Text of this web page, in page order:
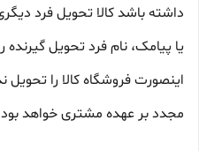
داشته باشد کالا تحویل فرد
یا پیامک، نام فرد تحویل گیرنده
اینصورت فروشگاه کالا را تحویل
مجدد بر عهده مشتری خواهد